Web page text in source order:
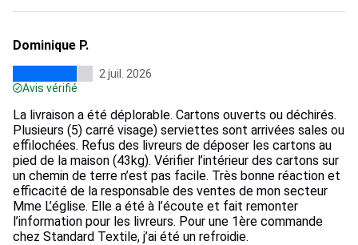
Dominique P.
2 juil. 2026
Avis vérifié
La livraison a été déplorable. Cartons ouverts ou déchirés.
Plusieurs (5) carré visage) serviettes sont arrivées sales ou
effilochées. Refus des livreurs de déposer les cartons au
pied de la maison (43kg). Vérifier l’intérieur des cartons sur
un chemin de terre n’est pas facile. Très bonne réaction et
efficacité de la responsable des ventes de mon secteur
Mme L’église. Elle a été à l’écoute et fait remonter
l’information pour les livreurs. Pour une 1ère commande
chez Standard Textile, j’ai été un refroidie.